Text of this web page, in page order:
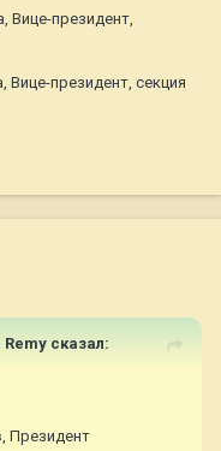
Вице-президент,
Вице-президент, секция
сказал:
Президент